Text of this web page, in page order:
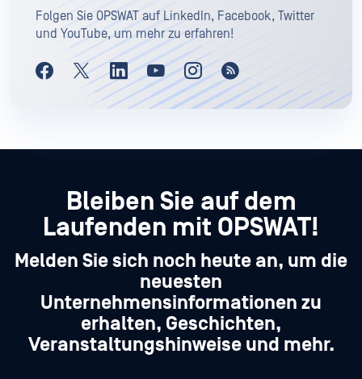
Folgen Sie OPSWAT auf LinkedIn, Facebook, Twitter
und YouTube, um mehr zu erfahren!
Bleiben Sie auf dem
Laufenden mit OPSWAT!
Melden Sie sich noch heute an, um die
neuesten
Unternehmensinformationen zu
erhalten, Geschichten,
Veranstaltungshinweise und mehr.